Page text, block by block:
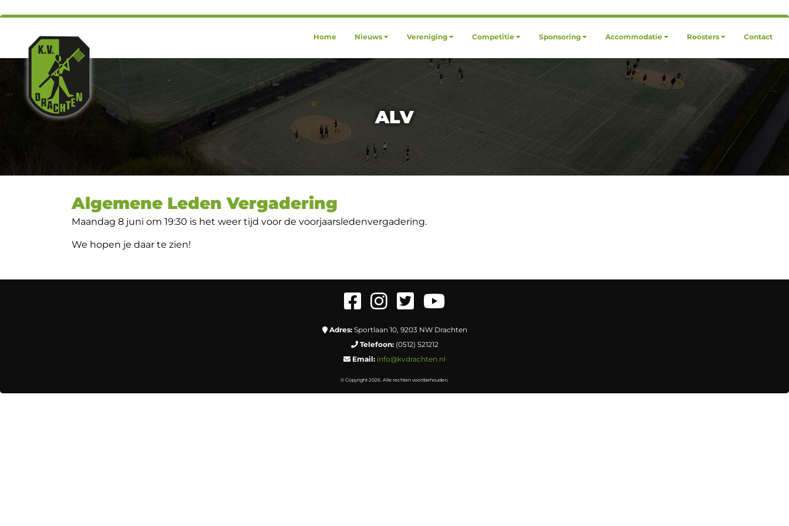
Home Nieuws Vereniging Competitie Sponsoring Accommodatie Roosters Contact
ALV
Algemene Leden Vergadering
Maandag 8 juni om 19:30 is het weer tijd voor de voorjaarsledenvergadering.
We hopen je daar te zien!
Adres: Sportlaan 10, 9203 NW Drachten
Telefoon: (0512) 521212
Email: info@kvdrachten.nl
© Copyright 2026. Alle rechten voortbehouden.